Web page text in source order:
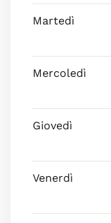
Martedì
Mercoledì
Giovedì
Venerdì